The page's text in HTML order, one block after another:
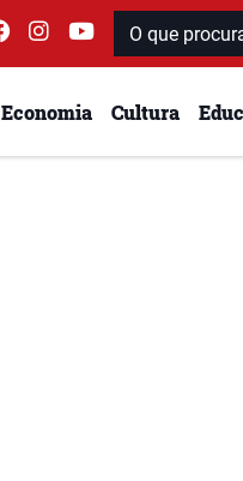
Economia Cultura